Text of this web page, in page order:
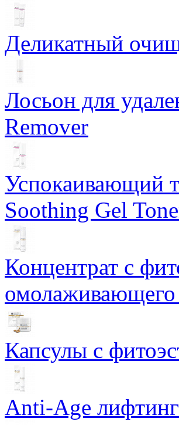
Деликатный
Лосьон для
Remover
Успокаивающий
Soothing Gel
Концентрат с
Капсулы с
Anti-Age